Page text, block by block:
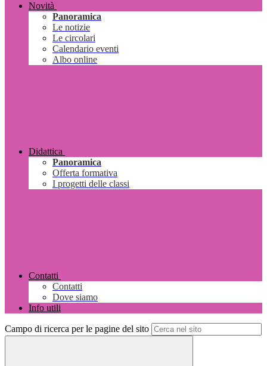
Novità
Panoramica
Le notizie
Le circolari
Calendario eventi
Albo online
Didattica
Panoramica
Offerta formativa
I progetti delle classi
Contatti
Contatti
Dove siamo
Info utili
Campo di ricerca per le pagine del sito